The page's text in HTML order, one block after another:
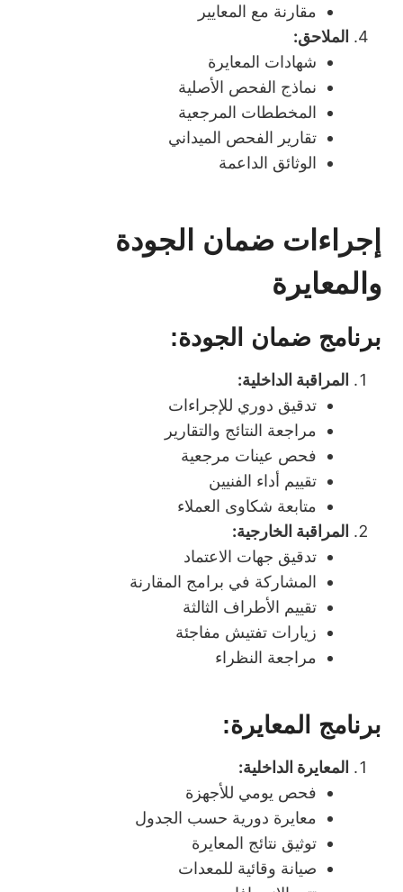
مقارنة مع المعايير
الملاحق:
شهادات المعايرة
نماذج الفحص الأصلية
المخططات المرجعية
تقارير الفحص الميداني
الوثائق الداعمة
إجراءات ضمان الجودة
والمعايرة
برنامج ضمان الجودة:
المراقبة الداخلية:
تدقيق دوري للإجراءات
مراجعة النتائج والتقارير
فحص عينات مرجعية
تقييم أداء الفنيين
متابعة شكاوى العملاء
المراقبة الخارجية:
تدقيق جهات الاعتماد
المشاركة في برامج المقارنة
تقييم الأطراف الثالثة
زيارات تفتيش مفاجئة
مراجعة النظراء
برنامج المعايرة:
المعايرة الداخلية:
فحص يومي للأجهزة
معايرة دورية حسب الجدول
توثيق نتائج المعايرة
صيانة وقائية للمعدات